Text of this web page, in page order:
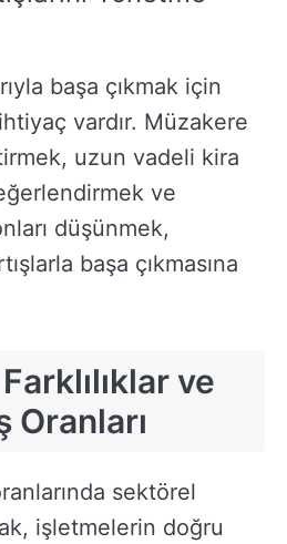
başa çıkmak için
vardır. Müzakere
uzun vadeli kira
ve
düşünmek,
başa çıkmasına
ve
Oranları
sektörel
işletmelerin doğru